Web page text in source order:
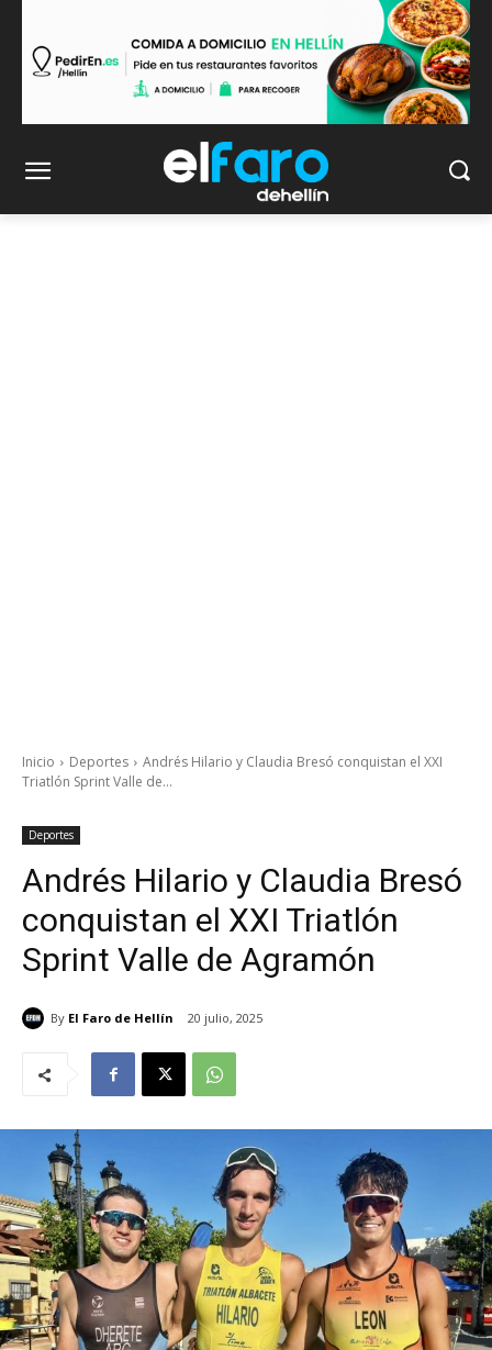
Inicio Deportes
Andrés Hilario y Claudia Bresó conquistan el XXI
Triatlón Sprint Valle de...
Deportes
Andrés Hilario y Claudia Bresó
conquistan el XXI Triatlón
Sprint Valle de Agramón
By El Faro de Hellín 20 julio, 2025